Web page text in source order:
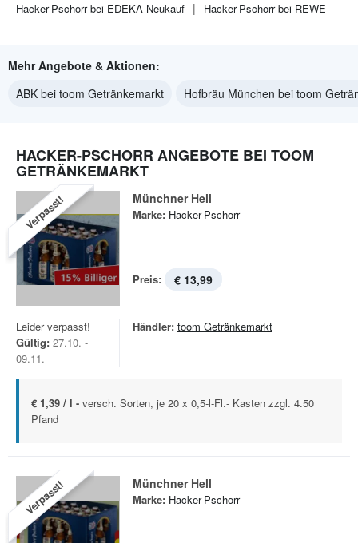
Hacker-Pschorr bei EDEKA Neukauf
Hacker-Pschorr bei REWE
Mehr Angebote & Aktionen:
ABK bei toom Getränkemarkt
Hofbräu München bei toom
HACKER-PSCHORR ANGEBOTE BEI TOOM
GETRÄNKEMARKT
Verpasst! Münchner Hell
Marke: Hacker-Pschorr
Preis: € 13,99
Leider verpasst!
Gültig: 27.10. -
09.11.
Händler: toom Getränkemarkt
€ 1,39 / l - versch. Sorten, je 20 x 0,5-l-Fl.- Kasten zzgl. 4.50
Pfand
Verpasst! Münchner Hell
Marke: Hacker-Pschorr